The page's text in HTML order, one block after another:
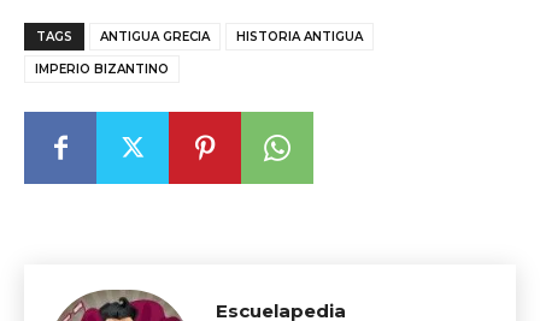
TAGS ANTIGUA GRECIA HISTORIA ANTIGUA
IMPERIO BIZANTINO
Escuelapedia